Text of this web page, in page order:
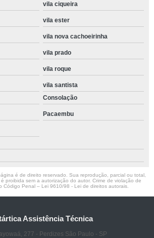
vila ciqueira
vila ester
vila nova cachoeirinha
vila prado
vila roque
vila santista
Consolação
Pacaembu
é de direito reservado. Sua reprodução, parcial ou total,
proibida sem a autorização do autor. Crime de violação de
Código Penal – Lei 9610/98 - Lei de direitos autorais
Assistência Técnica
277 - Perdizes São Paulo - SP